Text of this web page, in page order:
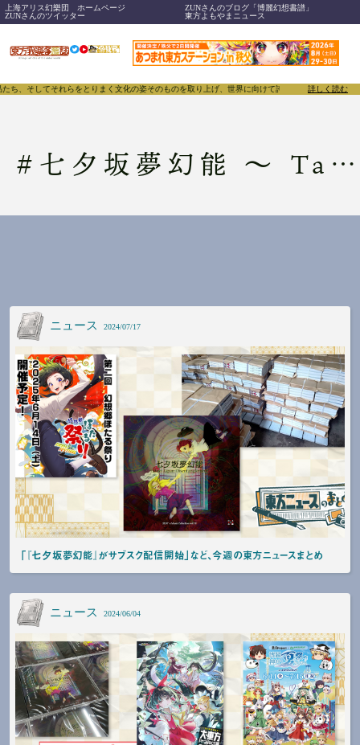
上海アリス幻樂団 ホームページ
ZUNさんのブログ「博麗幻想書譜」
ZUNさんのツイッター
東方よもやまニュース
してそれらをとりまく文化の姿そのものを取り上げ、世界に向けて誇らしく発信することで
詳しく読む
# 七夕坂夢幻能 〜 Taboo Japan Disentanglement.
ニュース 2024/07/17
「『七夕坂夢幻能』がサブスク配信開始」など、今週の東方ニュースまとめ
ニュース 2024/06/04